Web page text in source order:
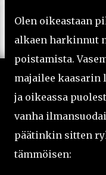
Olen oikeastaan
alkaen harkinnut
poistamista.
majailee
ja oikeassa
vanha
päätinkin sitten
tämmöisen: